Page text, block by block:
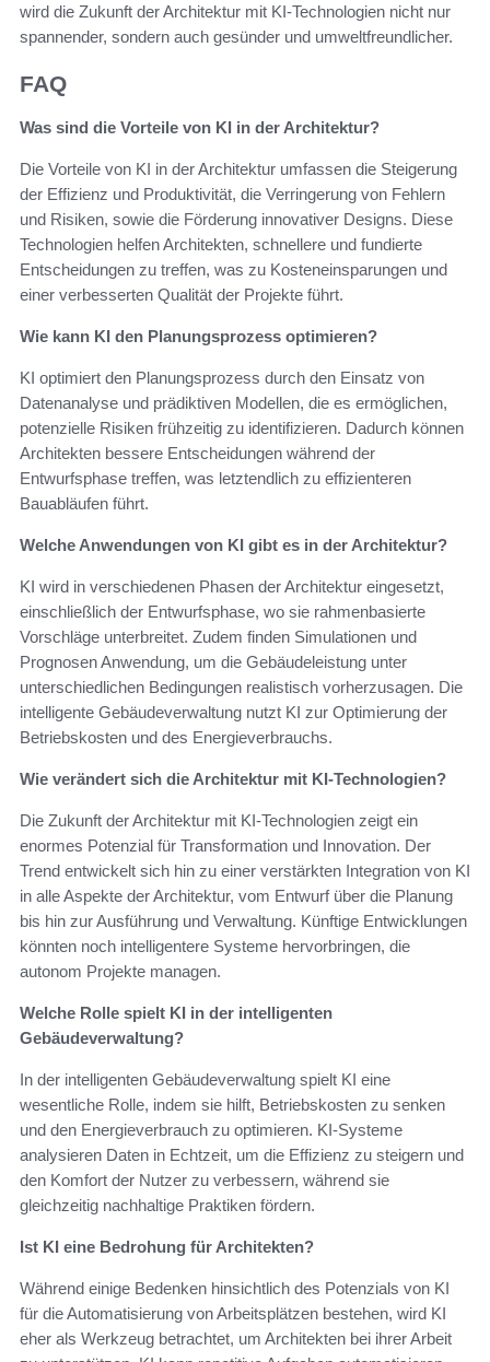
wird die Zukunft der Architektur mit KI-Technologien nicht nur
spannender, sondern auch gesünder und umweltfreundlicher.
FAQ
Was sind die Vorteile von KI in der Architektur?
Die Vorteile von KI in der Architektur umfassen die Steigerung
der Effizienz und Produktivität, die Verringerung von Fehlern
und Risiken, sowie die Förderung innovativer Designs. Diese
Technologien helfen Architekten, schnellere und fundierte
Entscheidungen zu treffen, was zu Kosteneinsparungen und
einer verbesserten Qualität der Projekte führt.
Wie kann KI den Planungsprozess optimieren?
KI optimiert den Planungsprozess durch den Einsatz von
Datenanalyse und prädiktiven Modellen, die es ermöglichen,
potenzielle Risiken frühzeitig zu identifizieren. Dadurch können
Architekten bessere Entscheidungen während der
Entwurfsphase treffen, was letztendlich zu effizienteren
Bauabläufen führt.
Welche Anwendungen von KI gibt es in der Architektur?
KI wird in verschiedenen Phasen der Architektur eingesetzt,
einschließlich der Entwurfsphase, wo sie rahmenbasierte
Vorschläge unterbreitet. Zudem finden Simulationen und
Prognosen Anwendung, um die Gebäudeleistung unter
unterschiedlichen Bedingungen realistisch vorherzusagen. Die
intelligente Gebäudeverwaltung nutzt KI zur Optimierung der
Betriebskosten und des Energieverbrauchs.
Wie verändert sich die Architektur mit KI-Technologien?
Die Zukunft der Architektur mit KI-Technologien zeigt ein
enormes Potenzial für Transformation und Innovation. Der
Trend entwickelt sich hin zu einer verstärkten Integration von KI
in alle Aspekte der Architektur, vom Entwurf über die Planung
bis hin zur Ausführung und Verwaltung. Künftige Entwicklungen
könnten noch intelligentere Systeme hervorbringen, die
autonom Projekte managen.
Welche Rolle spielt KI in der intelligenten
Gebäudeverwaltung?
In der intelligenten Gebäudeverwaltung spielt KI eine
wesentliche Rolle, indem sie hilft, Betriebskosten zu senken
und den Energieverbrauch zu optimieren. KI-Systeme
analysieren Daten in Echtzeit, um die Effizienz zu steigern und
den Komfort der Nutzer zu verbessern, während sie
gleichzeitig nachhaltige Praktiken fördern.
Ist KI eine Bedrohung für Architekten?
Während einige Bedenken hinsichtlich des Potenzials von KI
für die Automatisierung von Arbeitsplätzen bestehen, wird KI
eher als Werkzeug betrachtet, um Architekten bei ihrer Arbeit